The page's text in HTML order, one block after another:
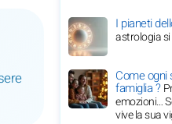
I pianeti
astrologia
Come ogni
famiglia ?
emozioni…
vive la sua